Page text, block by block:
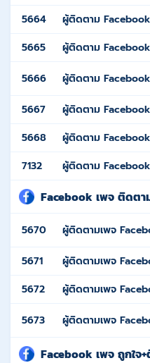
5664 ผู้ติดตาม
5665
ผู้ติดตาม
5666 ผู้ติดตาม
5667 ผู้ติดตาม
5668
ผู้ติดตาม
7132
ผู้ติดตาม
Facebook เพจ ติดตา
5670 ผู้ติดตามเพจ
5671 ผู้ติดตามเพจ
5672
ผู้ติดตามเพจ
5673 ผู้ติดตามเพจ
Facebook เพจ ถูกใจ